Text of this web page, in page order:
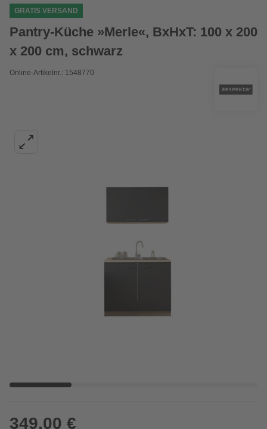
GRATIS VERSAND
Pantry-Küche »Merle«, BxHxT: 100 x 200
x 200 cm, schwarz
Online-Artikelnr.: 1548770
349,00 €